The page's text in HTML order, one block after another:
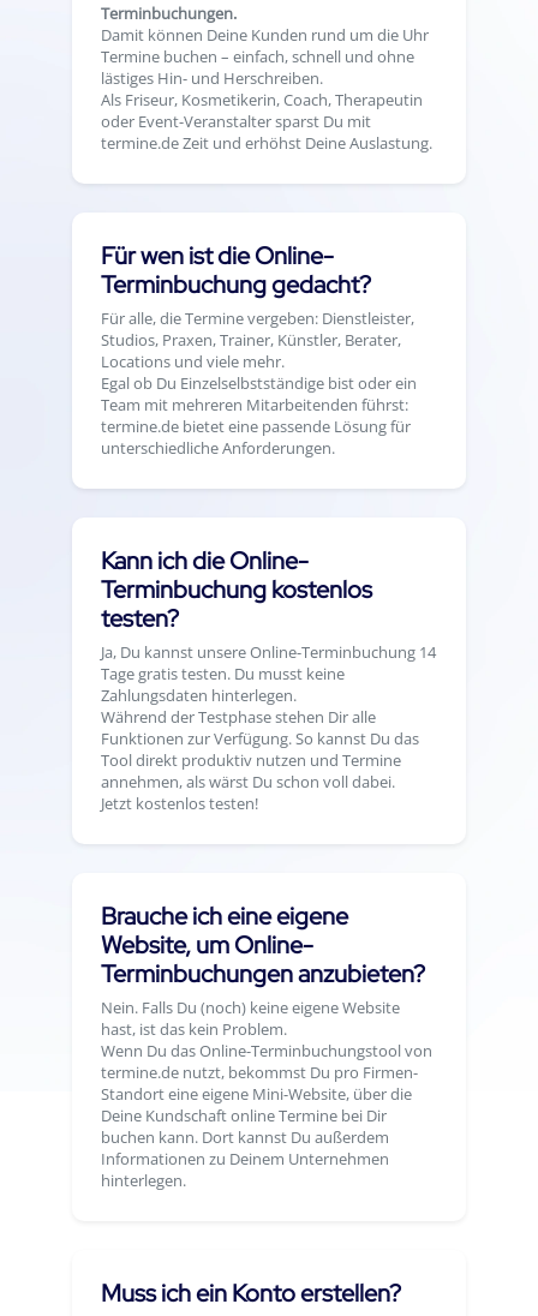
Terminbuchungen.
Damit können Deine Kunden rund um die Uhr
Termine buchen – einfach, schnell und ohne
lästiges Hin- und Herschreiben.
Als Friseur, Kosmetikerin, Coach, Therapeutin
oder Event-Veranstalter sparst Du mit
termine.de Zeit und erhöhst Deine Auslastung.
Für wen ist die Online-
Terminbuchung gedacht?
Für alle, die Termine vergeben: Dienstleister,
Studios, Praxen, Trainer, Künstler, Berater,
Locations und viele mehr.
Egal ob Du Einzelselbstständige bist oder ein
Team mit mehreren Mitarbeitenden führst:
termine.de bietet eine passende Lösung für
unterschiedliche Anforderungen.
Kann ich die Online-
Terminbuchung kostenlos
testen?
Ja, Du kannst unsere Online-Terminbuchung 14
Tage gratis testen. Du musst keine
Zahlungsdaten hinterlegen.
Während der Testphase stehen Dir alle
Funktionen zur Verfügung. So kannst Du das
Tool direkt produktiv nutzen und Termine
annehmen, als wärst Du schon voll dabei.
Jetzt kostenlos testen!
Brauche ich eine eigene
Website, um Online-
Terminbuchungen anzubieten?
Nein. Falls Du (noch) keine eigene Website
hast, ist das kein Problem.
Wenn Du das Online-Terminbuchungstool von
termine.de nutzt, bekommst Du pro Firmen-
Standort eine eigene Mini-Website, über die
Deine Kundschaft online Termine bei Dir
buchen kann. Dort kannst Du außerdem
Informationen zu Deinem Unternehmen
hinterlegen.
Muss ich ein Konto erstellen?